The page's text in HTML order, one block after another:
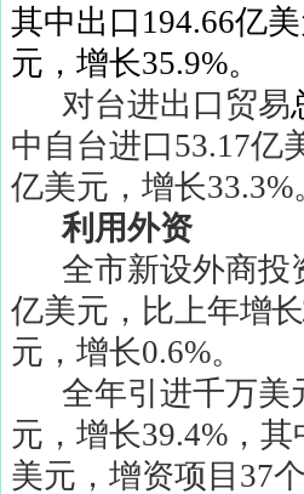
其中出口 194.66亿
元，增长35.9%。
对台进出口贸易
中自台进口53.17亿
亿美元，增长33.3%
利用外资
全市新设外商投
亿美元，比上年增长
元，增长0.6%。
全年引进千万美
元，增长39.4% ，
美元，增资项目 37